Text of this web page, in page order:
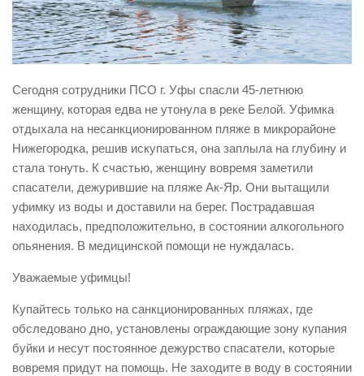
Виды деятельности
Обслуживание опасных производственных объектов
Памятки населению
Как стать спасателем
Уголок гражданской обороны
Пресс-центр
СМИ о нас
Фотогалерея
Обращения
Сегодня сотрудники ПСО г. Уфы спасли 45-летнюю
женщину, которая едва не утонула в реке Белой. Уфимка
отдыхала на несанкционированном пляже в микрорайоне
Нижегородка, решив искупаться, она заплыла на глубину и
стала тонуть. К счастью, женщину вовремя заметили
спасатели, дежурившие на пляже Ак-Яр. Они вытащили
уфимку из воды и доставили на берег. Пострадавшая
находилась, предположительно, в состоянии алкогольного
опьянения. В медицинской помощи не нуждалась.
Уважаемые уфимцы!
Купайтесь только на санкционированных пляжах, где
обследовано дно, установлены ограждающие зону купания
буйки и несут постоянное дежурство спасатели, которые
вовремя придут на помощь. Не заходите в воду в состоянии